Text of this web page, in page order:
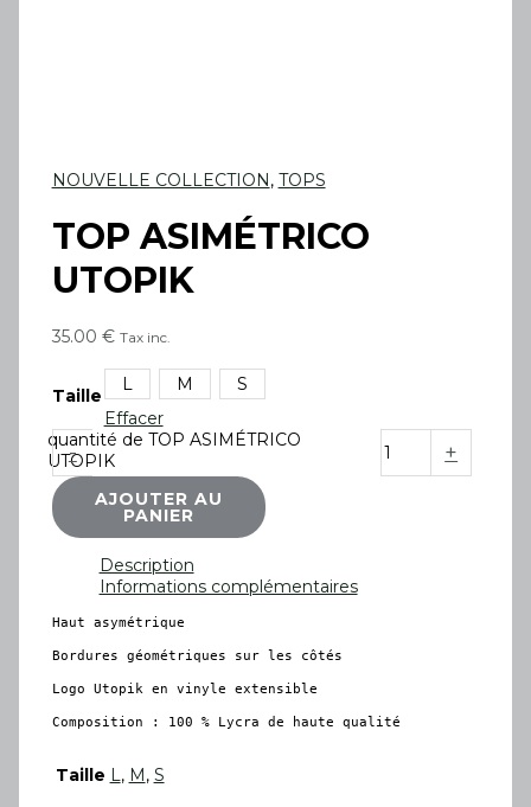
NOUVELLE COLLECTION, TOPS
TOP ASIMÉTRICO
UTOPIK
35.00 € Tax inc.
Taille
L M
S
Effacer
-
quantité de TOP ASIMÉTRICO
UTOPIK
+
AJOUTER AU
PANIER
Description
Informations complémentaires
Haut asymétrique
Bordures géométriques sur les côtés
Logo Utopik en vinyle extensible
Composition : 100 % Lycra de haute qualité
Taille L, M, S